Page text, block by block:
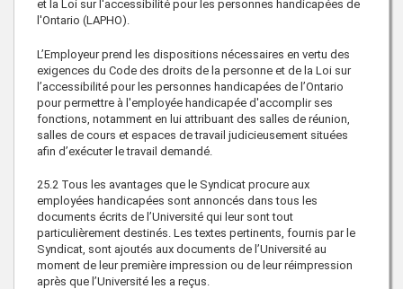
et la Loi sur l'accessibilité pour les personnes handicapées de
l'Ontario (LAPHO).
L’Employeur prend les dispositions nécessaires en vertu des
exigences du Code des droits de la personne et de la Loi sur
l’accessibilité pour les personnes handicapées de l’Ontario
pour permettre à l'employée handicapée d'accomplir ses
fonctions, notamment en lui attribuant des salles de réunion,
salles de cours et espaces de travail judicieusement situées
afin d’exécuter le travail demandé.
25.2 Tous les avantages que le Syndicat procure aux
employées handicapées sont annoncés dans tous les
documents écrits de l’Université qui leur sont tout
particulièrement destinés. Les textes pertinents, fournis par le
Syndicat, sont ajoutés aux documents de l’Université au
moment de leur première impression ou de leur réimpression
après que l’Université les a reçus.